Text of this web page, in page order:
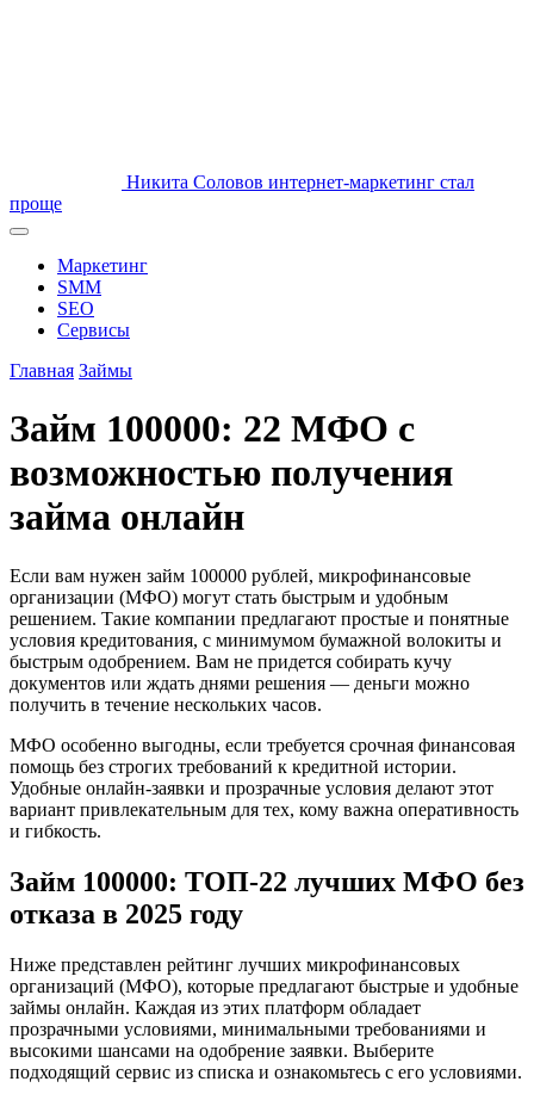
Никита Соловов интернет-маркетинг стал
проще
Маркетинг
SMM
SEO
Сервисы
Главная Займы
Займ 100000: 22 МФО с
возможностью получения
займа онлайн
Если вам нужен займ 100000 рублей, микрофинансовые
организации (МФО) могут стать быстрым и удобным
решением. Такие компании предлагают простые и понятные
условия кредитования, с минимумом бумажной волокиты и
быстрым одобрением. Вам не придется собирать кучу
документов или ждать днями решения — деньги можно
получить в течение нескольких часов.
МФО особенно выгодны, если требуется срочная финансовая
помощь без строгих требований к кредитной истории.
Удобные онлайн-заявки и прозрачные условия делают этот
вариант привлекательным для тех, кому важна оперативность
и гибкость.
Займ 100000: ТОП-22 лучших МФО без
отказа в 2025 году
Ниже представлен рейтинг лучших микрофинансовых
организаций (МФО), которые предлагают быстрые и удобные
займы онлайн. Каждая из этих платформ обладает
прозрачными условиями, минимальными требованиями и
высокими шансами на одобрение заявки. Выберите
подходящий сервис из списка и ознакомьтесь с его условиями.